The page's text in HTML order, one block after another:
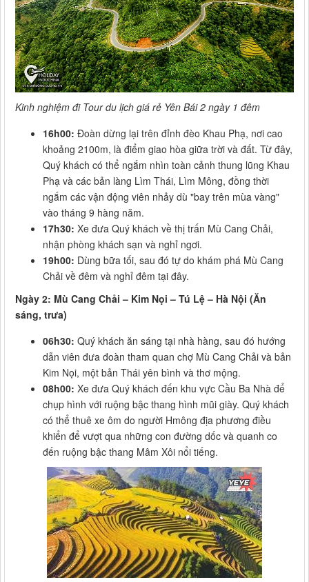
Kinh nghiệm đi Tour du lịch giá rẻ Yên Bái 2 ngày 1 đêm
16h00: Đoàn dừng lại trên đỉnh đèo Khau Phạ, nơi cao
khoảng 2100m, là điểm giao hòa giữa trời và đất. Từ đây,
Quý khách có thể ngắm nhìn toàn cảnh thung lũng Khau
Phạ và các bản làng Lìm Thái, Lìm Mông, đồng thời
ngắm các vận động viên nhảy dù "bay trên mùa vàng"
vào tháng 9 hàng năm.
17h30: Xe đưa Quý khách về thị trấn Mù Cang Chải,
nhận phòng khách sạn và nghỉ ngơi.
19h00: Dùng bữa tối, sau đó tự do khám phá Mù Cang
Chải về đêm và nghỉ đêm tại đây.
Ngày 2: Mù Cang Chải – Kim Nọi – Tú Lệ – Hà Nội (Ăn
sáng, trưa)
06h30: Quý khách ăn sáng tại nhà hàng, sau đó hướng
dẫn viên đưa đoàn tham quan chợ Mù Cang Chải và bản
Kim Nọi, một bản Thái yên bình và thơ mộng.
08h00: Xe đưa Quý khách đến khu vực Cầu Ba Nhà để
chụp hình với ruộng bậc thang hình mũi giày. Quý khách
có thể thuê xe ôm do người Hmông địa phương điều
khiển để vượt qua những con đường dốc và quanh co
đến ruộng bậc thang Mâm Xôi nổi tiếng.